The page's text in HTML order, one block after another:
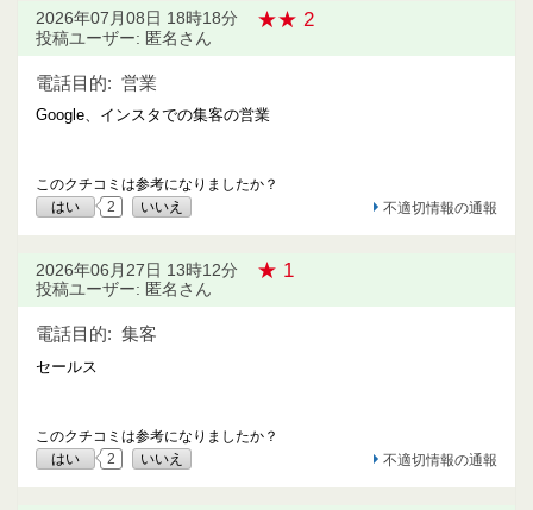
2026年07月08日 18時18分 ★★ 2
投稿ユーザー: 匿名さん
電話目的: 営業
Google、インスタでの集客の営業
このクチコミは参考になりましたか？
はい
2 いいえ 不適切情報の通報
2026年06月27日 13時12分 ★ 1
投稿ユーザー: 匿名さん
電話目的: 集客
セールス
このクチコミは参考になりましたか？
はい
2 いいえ 不適切情報の通報